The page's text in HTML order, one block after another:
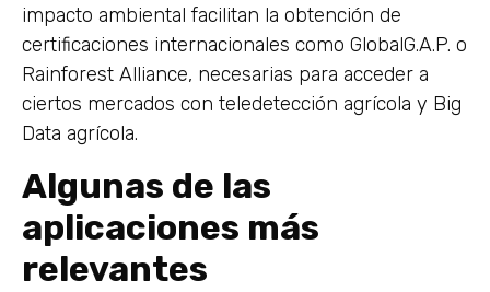
impacto ambiental facilitan la obtención de
certificaciones internacionales como GlobalG.A.P. o
Rainforest Alliance, necesarias para acceder a
ciertos mercados con teledetección agrícola y Big
Data agrícola.
Algunas de las
aplicaciones más
relevantes